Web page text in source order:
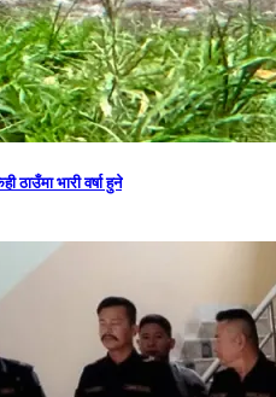
ठाउँमा भारी वर्षा हुने